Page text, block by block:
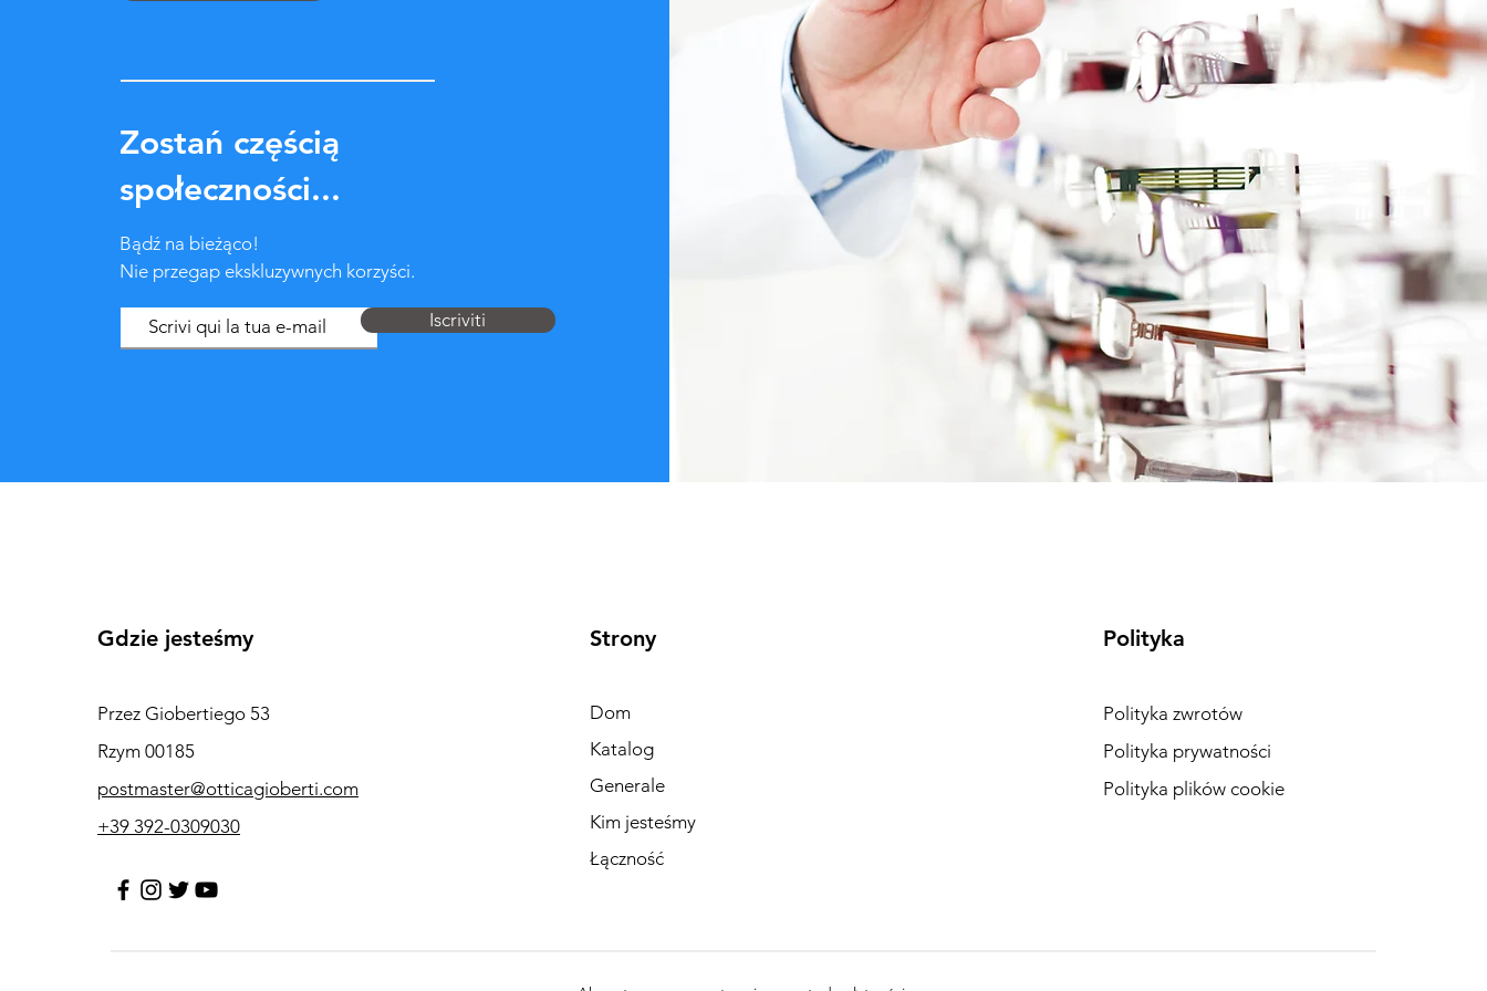
Zostań częścią
społeczności...
Bądź na bieżąco!
Nie przegap ekskluzywnych korzyści.
Iscriviti
Gdzie jesteśmy
Przez Giobertiego 53
Rzym 00185
postmaster@otticagioberti.com
+39 392-0309030
Strony
Dom
Katalog
Generale
Kim jesteśmy
Łączność
Polityka
Polityka zwrotów
Polityka prywatności
Polityka plików cookie